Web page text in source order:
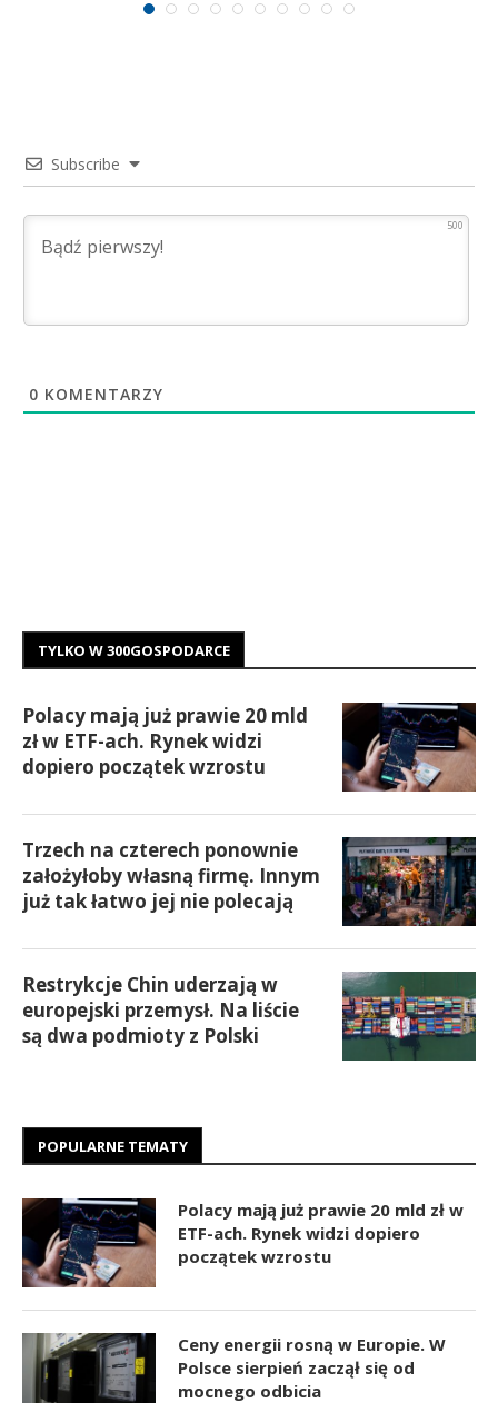
Subscribe
500
0 KOMENTARZY
TYLKO W 300GOSPODARCE
Polacy mają już prawie 20 mld
zł w ETF-ach. Rynek widzi
dopiero początek wzrostu
Trzech na czterech ponownie
założyłoby własną firmę. Innym
już tak łatwo jej nie polecają
Restrykcje Chin uderzają w
europejski przemysł. Na liście
są dwa podmioty z Polski
POPULARNE TEMATY
Polacy mają już prawie 20 mld zł w
ETF-ach. Rynek widzi dopiero
początek wzrostu
Ceny energii rosną w Europie. W
Polsce sierpień zaczął się od
mocnego odbicia